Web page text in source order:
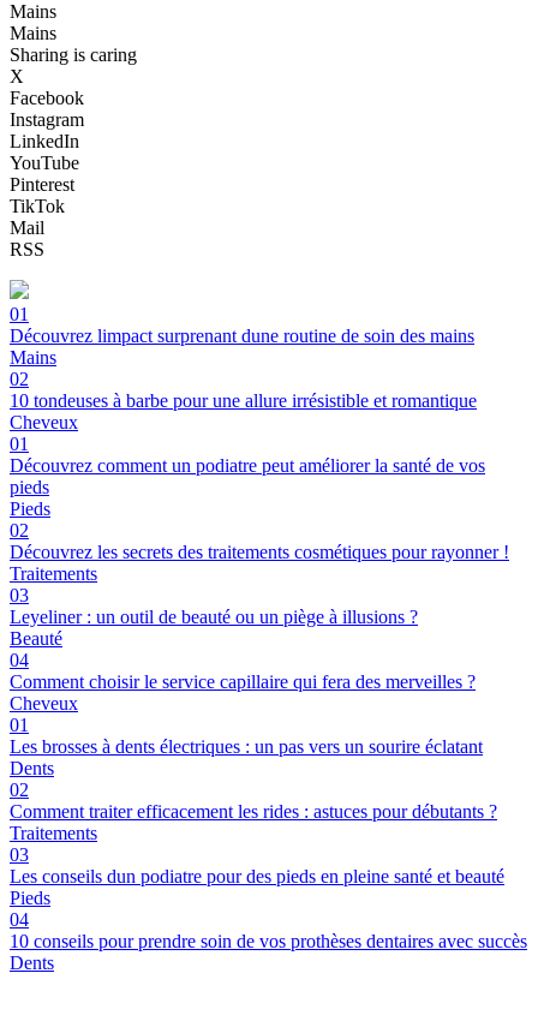
Mains
Mains
Sharing is caring
X
Facebook
Instagram
LinkedIn
YouTube
Pinterest
TikTok
Mail
RSS
01
Découvrez limpact surprenant dune routine de soin des mains
Mains
02
10 tondeuses à barbe pour une allure irrésistible et romantique
Cheveux
01
Découvrez comment un podiatre peut améliorer la santé de vos
pieds
Pieds
02
Découvrez les secrets des traitements cosmétiques pour rayonner !
Traitements
03
Leyeliner : un outil de beauté ou un piège à illusions ?
Beauté
04
Comment choisir le service capillaire qui fera des merveilles ?
Cheveux
01
Les brosses à dents électriques : un pas vers un sourire éclatant
Dents
02
Comment traiter efficacement les rides : astuces pour débutants ?
Traitements
03
Les conseils dun podiatre pour des pieds en pleine santé et beauté
Pieds
04
10 conseils pour prendre soin de vos prothèses dentaires avec succès
Dents